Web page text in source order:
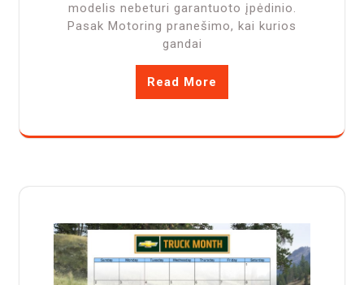
modelis nebeturi garantuoto įpėdinio.
Pasak Motoring pranešimo, kai kurios
gandai
Read More